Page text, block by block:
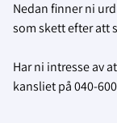
Nedan finner ni
som skett efter att
Har ni intresse av
kansliet på 040-